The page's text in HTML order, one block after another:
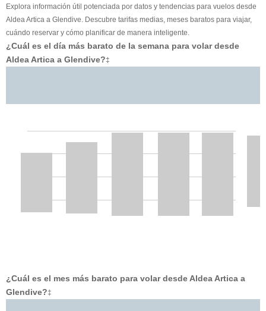
Explora información útil potenciada por datos y tendencias para vuelos desde
Aldea Artica a Glendive. Descubre tarifas medias, meses baratos para viajar,
cuándo reservar y cómo planificar de manera inteligente.
¿Cuál es el día más barato de la semana para volar desde
Aldea Artica a Glendive?‡
¿Cuál es el mes más barato para volar desde Aldea Artica a
Glendive?‡